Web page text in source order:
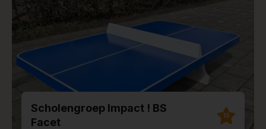
Scholengroep Impact ! BS
Facet
10